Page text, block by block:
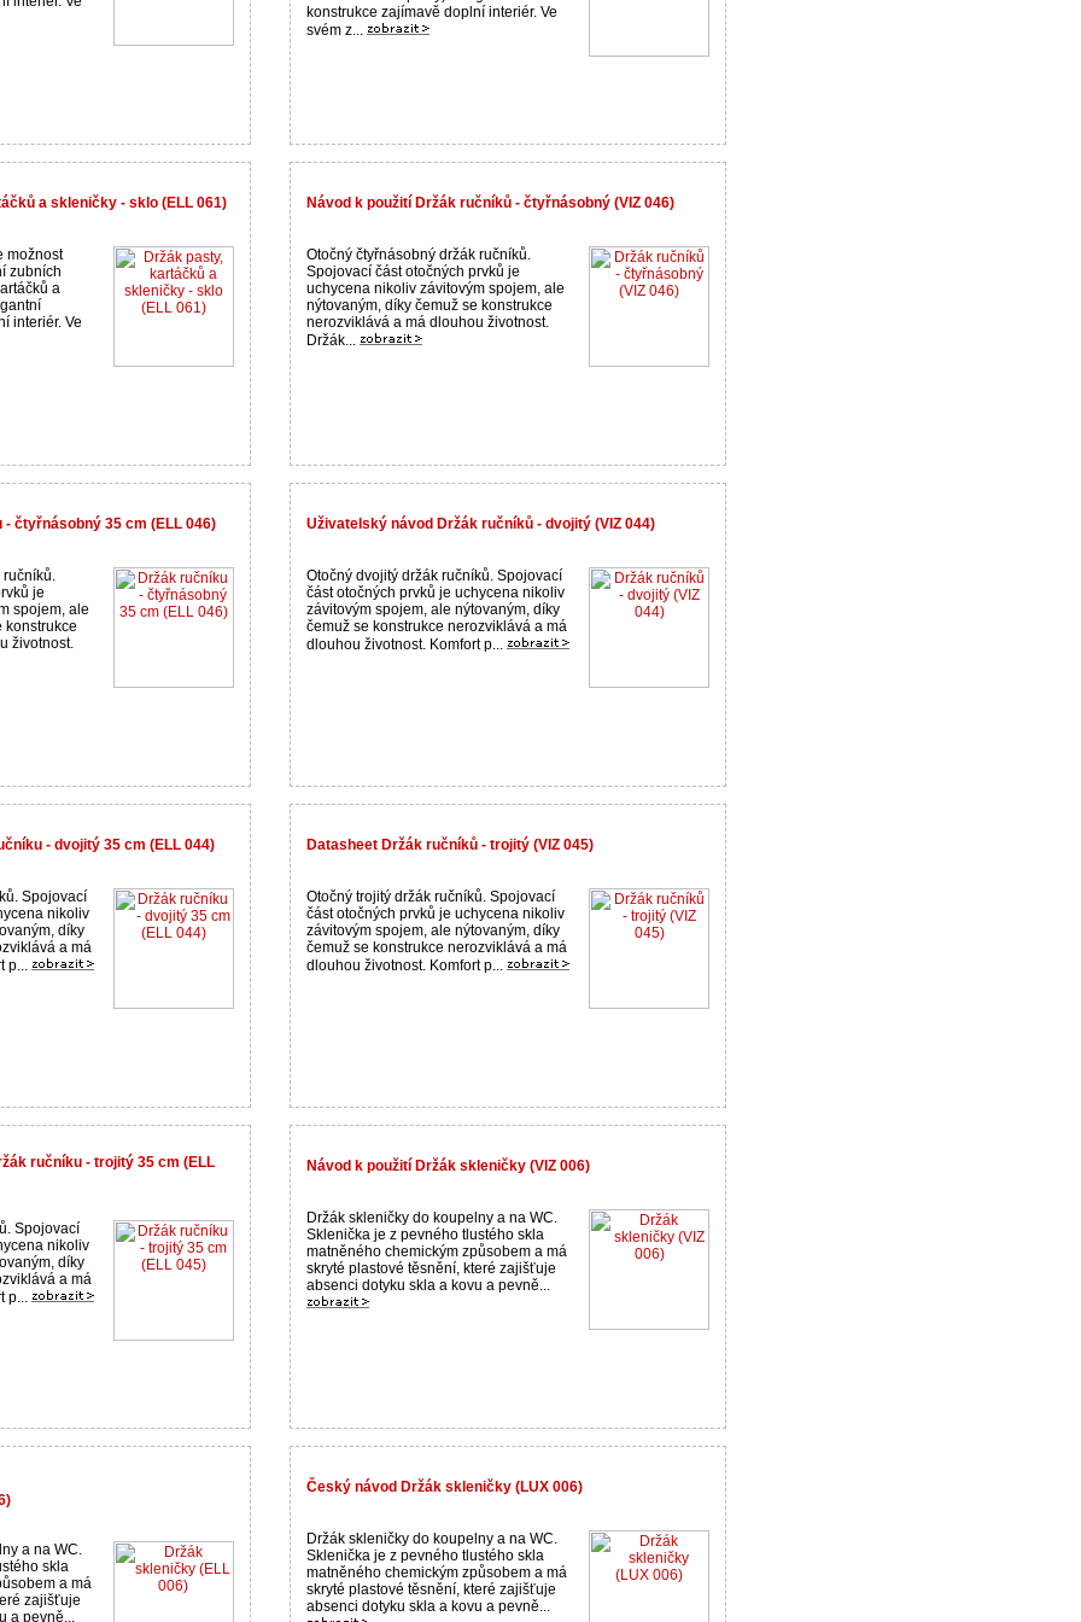
konstrukce zajímavě doplní interiér. Ve
svém z...
a skleničky - sklo (ELL 061)
možnost
zubních
a
interiér. Ve
Návod k použití Držák ručníků - čtyřnásobný (VIZ 046)
Otočný čtyřnásobný držák ručníků.
Spojovací část otočných prvků je
uchycena nikoliv závitovým spojem, ale
nýtovaným, díky čemuž se konstrukce
nerozviklává a má dlouhou životnost.
Držák...
čtyřnásobný 35 cm (ELL 046)
ručníků.
je
spojem, ale
konstrukce
životnost.
Uživatelský návod Držák ručníků - dvojitý (VIZ 044)
Otočný dvojitý držák ručníků. Spojovací
část otočných prvků je uchycena nikoliv
závitovým spojem, ale nýtovaným, díky
čemuž se konstrukce nerozviklává a má
dlouhou životnost. Komfort p...
- dvojitý 35 cm (ELL 044)
Spojovací
nikoliv
díky
a má
p...
Datasheet Držák ručníků - trojitý (VIZ 045)
Otočný trojitý držák ručníků. Spojovací
část otočných prvků je uchycena nikoliv
závitovým spojem, ale nýtovaným, díky
čemuž se konstrukce nerozviklává a má
dlouhou životnost. Komfort p...
ručníku - trojitý 35 cm (ELL
Spojovací
nikoliv
díky
a má
p...
Návod k použití Držák skleničky (VIZ 006)
Držák skleničky do koupelny a na WC.
Sklenička je z pevného tlustého skla
matněného chemickým způsobem a má
skryté plastové těsnění, které zajišťuje
absenci dotyku skla a kovu a pevně...
a na WC.
skla
a má
zajišťuje
a pevně...
Český návod Držák skleničky (LUX 006)
Držák skleničky do koupelny a na WC.
Sklenička je z pevného tlustého skla
matněného chemickým způsobem a má
skryté plastové těsnění, které zajišťuje
absenci dotyku skla a kovu a pevně...